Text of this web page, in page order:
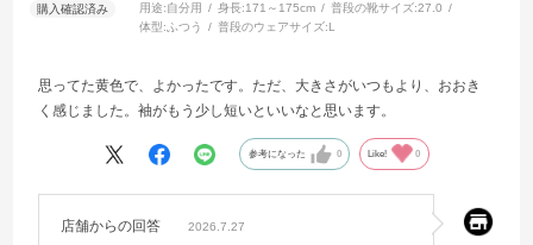
用途:自分用 身長:171～175cm 普段の靴サイズ:27.0
体型: ふつう 普段のウェアサイズ:L
思ってた黄色で、よかったです。ただ、大きさがいつもより、おおき
く感じました。袖がもう少し短いといいなと思います。
参考になった 0 Like! 0
店舗からの回答 2026.7.27